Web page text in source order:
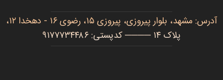
آدرس: مشهد، بلوار پیروزی، پیروزی ۱۵، رضوی ۱۶ - دهخدا ۱۲،
پلاک ۱۴ ──── کدپستی: ۹۱۷۷۷۳۴۴۸۶